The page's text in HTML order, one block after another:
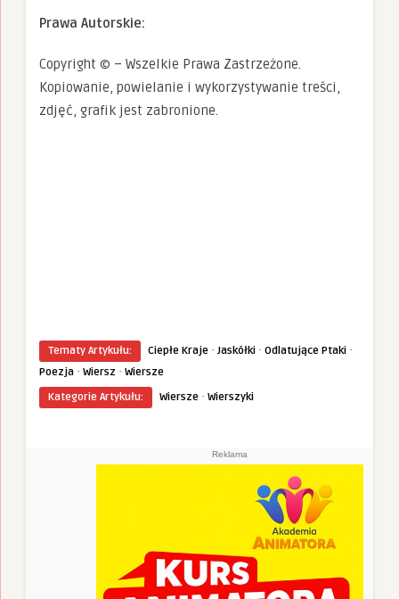
Prawa Autorskie:
Copyright © – Wszelkie Prawa Zastrzeżone.
Kopiowanie, powielanie i wykorzystywanie treści,
zdjęć, grafik jest zabronione.
Tematy Artykułu: Ciepłe Kraje · Jaskółki · Odlatujące Ptaki ·
Poezja · Wiersz · Wiersze
Kategorie Artykułu:
Wiersze · Wierszyki
Reklama